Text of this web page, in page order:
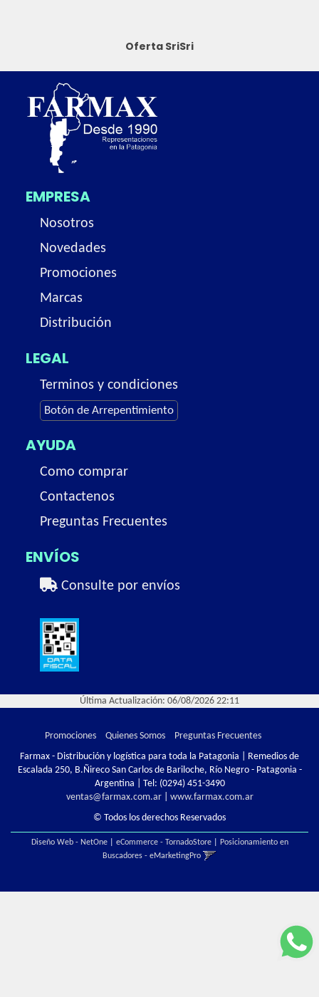
Oferta SriSri
EMPRESA
Nosotros
Novedades
Promociones
Marcas
Distribución
LEGAL
Terminos y condiciones
Botón de Arrepentimiento
AYUDA
Como comprar
Contactenos
Preguntas Frecuentes
ENVÍOS
Consulte por envíos
Última Actualización: 06/08/2026 22:11
Promociones Quienes Somos
Preguntas Frecuentes
Farmax - Distribución y logística para toda la Patagonia | Remedios de
Escalada 250, B.Ñireco San Carlos de Bariloche, Río Negro - Patagonia -
Argentina | Tel: (0294) 451-3490
ventas@farmax.com.ar| www.farmax.com.ar
© Todos los derechos Reservados
Diseño Web - NetOne| eCommerce - TornadoStore|
Posicionamiento en
Buscadores - eMarketingPro